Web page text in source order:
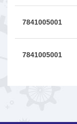
7841005001
7841005001